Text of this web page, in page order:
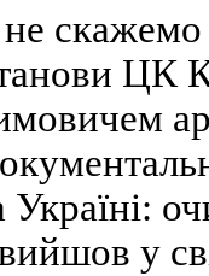
ЦК
Українi:
у